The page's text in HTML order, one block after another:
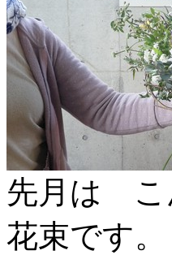
先月は こ
花束です。